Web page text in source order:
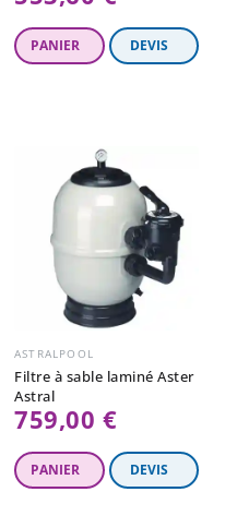
ASTRALPOOL
Filtre à sable laminé Aster
Astral
759,00 €